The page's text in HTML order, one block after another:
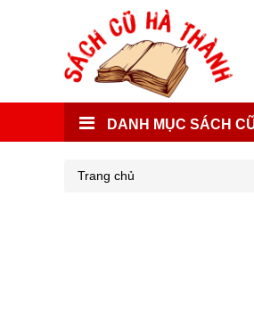
DANH MỤC SÁCH
Trang chủ